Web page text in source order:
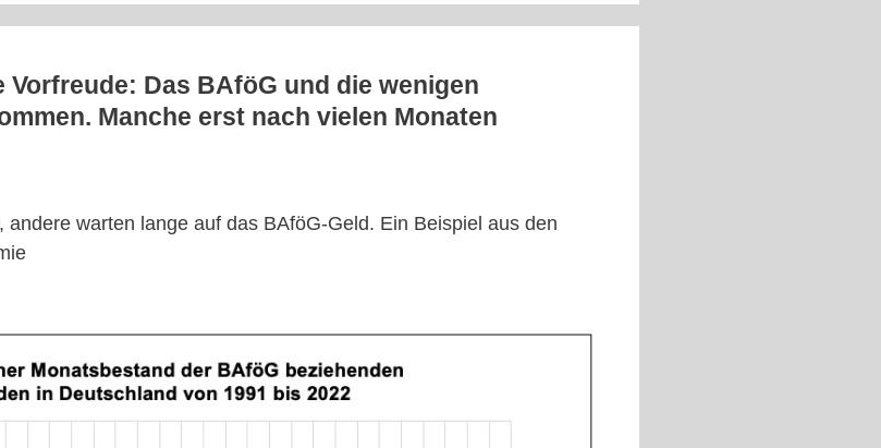
Vorfreude: Das BAföG und die wenigen
Manche erst nach vielen Monaten
warten lange auf das BAföG-Geld. Ein Beispiel aus den